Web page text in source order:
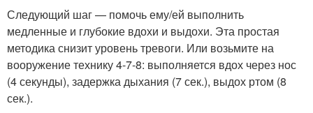
Следующий шаг — помочь ему/ей выполнить
медленные и глубокие вдохи и выдохи. Эта простая
методика снизит уровень тревоги. Или возьмите на
вооружение технику 4-7-8: выполняется вдох через нос
(4 секунды), задержка дыхания (7 сек.), выдох ртом (8
сек.).